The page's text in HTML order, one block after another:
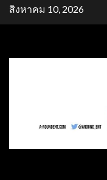
Skipสิงหาคม 10, 2026